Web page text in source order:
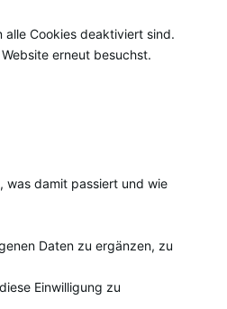
alle Cookies deaktiviert sind.
erneut besuchst.
was damit passiert und wie
Daten zu ergänzen, zu
Einwilligung zu